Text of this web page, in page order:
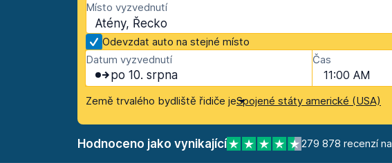
Místo vyzvednutí
Atény, Řecko
Odevzdat auto na stejné místo
Datum vyzvednutí
po 10. srpna
Čas
11:00 AM
Země trvalého bydliště řidiče jeSpojené státy americké (USA)
Hodnoceno jako vynikající 279 878 recenzí na